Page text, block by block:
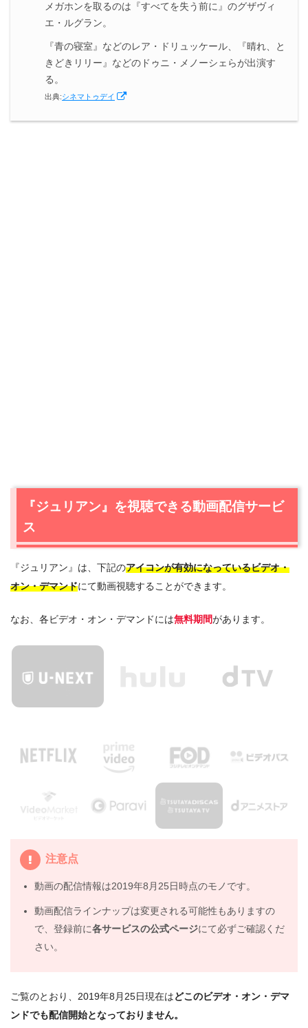
メガホンを取るのは『すべてを失う前に』のグザヴィ
エ・ルグラン。
『青の寝室』などのレア・ドリュッケール、『晴れ、と
きどきリリー』などのドゥニ・メノーシェらが出演す
る。
出典:シネマトゥデイ
『ジュリアン』を視聴できる動画配信サービ
ス
『ジュリアン』は、下記のアイコンが有効になっているビデオ・
オン・デマンドにて動画視聴することができます。
なお、各ビデオ・オン・デマンドには無料期間があります。
注意点
動画の配信情報は2019年8月25日時点のモノです。
動画配信ラインナップは変更される可能性もありますの
で、登録前に各サービスの公式ページにて必ずご確認くだ
さい。
ご覧のとおり、2019年8月25日現在はどこのビデオ・オン・デマ
ンドでも配信開始となっておりません。